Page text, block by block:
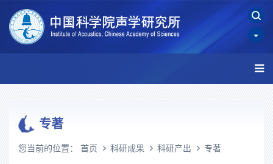
专著
您当前的位置： 首页 科研成果 科研产出 专著